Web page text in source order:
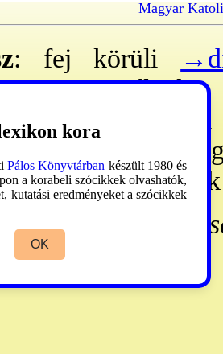
Magyar
: fej körüli
személyek
a fej körüli
(1267 k.-1337) óta
találkozott
III:323. -
kora
Pálos Könyvtárban készült 1980 és
a korabeli szócikkek olvashatók,
kutatási eredményeket a szócikkek
OK